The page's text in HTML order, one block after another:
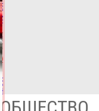
Евро
4
05.08.2026,
22:24
ФОТО
АВТО
Все
новости